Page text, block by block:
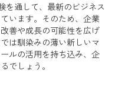
を通して、最新のビジネス
います。そのため、企業
善や成長の可能性を広げ
は馴染みの薄い新しいマ
ルの活用を持ち込み、企
でしょう。